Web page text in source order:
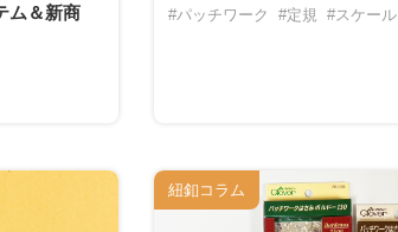
ム＆新商
#パッチワーク #定規 #スケール
紐釦コラム